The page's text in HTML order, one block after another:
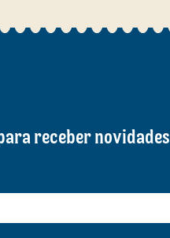
receber novidades